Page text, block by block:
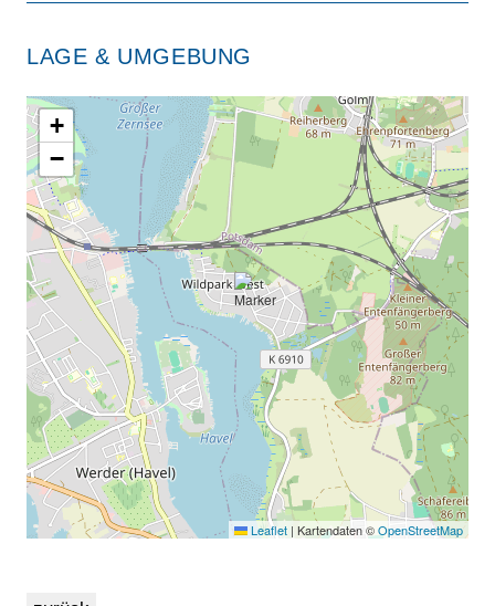
LAGE & UMGEBUNG
+
−
Leaflet | Kartendaten ©OpenStreetMap